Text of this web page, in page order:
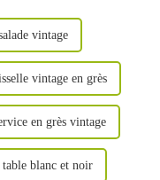
vintage
vintage en grès
en grès vintage
table blanc et noir